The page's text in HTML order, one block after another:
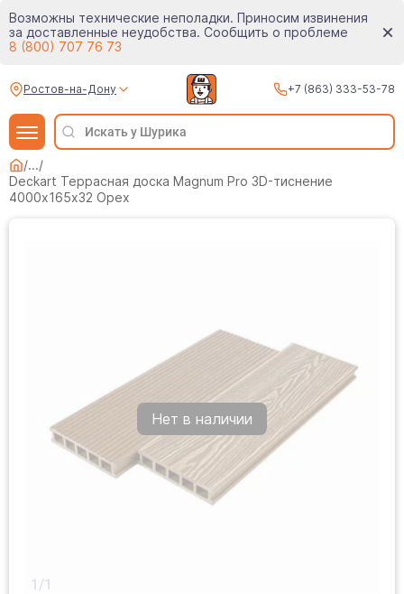
Возможны технические неполадки. Приносим извинения
за доставленные неудобства. Сообщить о проблеме
8 (800) 707 76 73
Ростов-на-Дону +7 (863) 333-53-78
/.../
Deckart Террасная доска Magnum Pro 3D-тиснение
4000х165х32 Орех
1/1
Нет в наличии